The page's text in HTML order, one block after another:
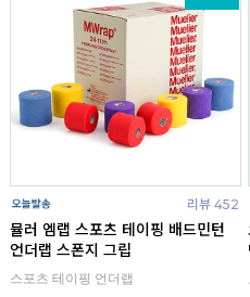
리뷰 452
뮬러 엠랩 스포츠 테이핑 배드민턴
언더랩 스폰지 그립
스포츠 테이핑 언더랩